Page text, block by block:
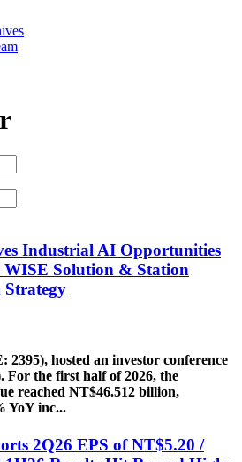
Industrial AI Opportunities
Solution & Station
2395), hosted an investor conference
For the first half of 2026, the
reached NT$46.512 billion,
YoY inc...
2Q26 EPS of NT$5.20 /